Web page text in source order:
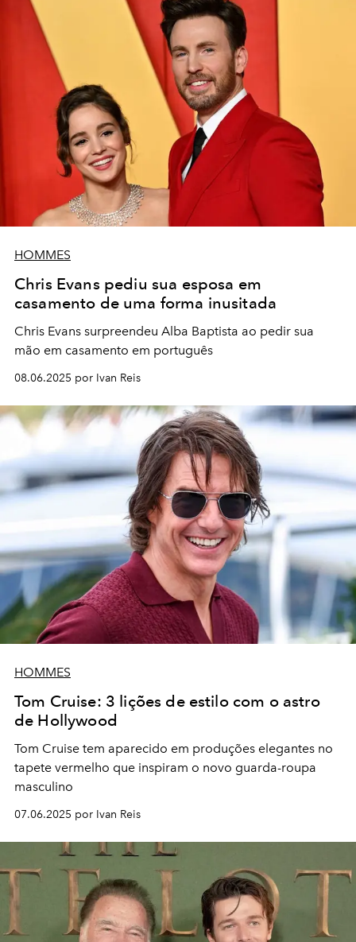
HOMMES
Chris Evans pediu sua esposa em
casamento de uma forma inusitada
Chris Evans surpreendeu Alba Baptista ao pedir sua
mão em casamento em português
08.06.2025 por Ivan Reis
HOMMES
Tom Cruise: 3 lições de estilo com o astro
de Hollywood
Tom Cruise tem aparecido em produções elegantes no
tapete vermelho que inspiram o novo guarda-roupa
masculino
07.06.2025 por Ivan Reis